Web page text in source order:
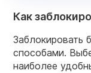
Как
Заблокировать
способами.
наиболее